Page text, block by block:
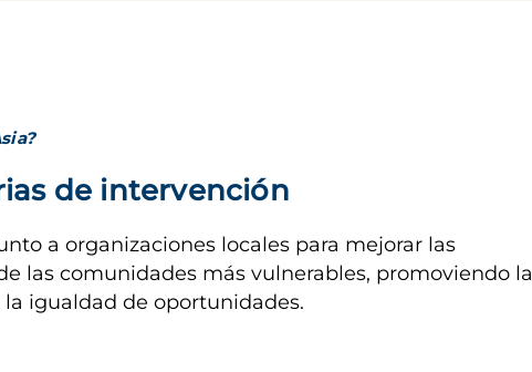
de intervención
a organizaciones locales para mejorar las
las comunidades más vulnerables, promoviendo la
igualdad de oportunidades.